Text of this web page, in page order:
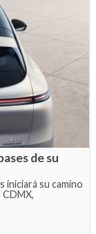
de su
iniciará su camino